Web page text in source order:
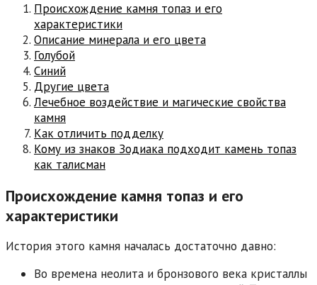
Происхождение камня топаз и его
характеристики
Описание минерала и его цвета
Голубой
Синий
Другие цвета
Лечебное воздействие и магические свойства
камня
Как отличить подделку
Кому из знаков Зодиака подходит камень топаз
как талисман
Происхождение камня топаз и его
характеристики
История этого камня началась достаточно давно:
Во времена неолита и бронзового века кристаллы